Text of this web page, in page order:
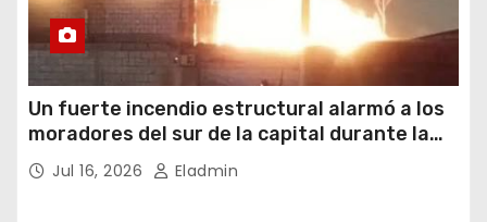
Un fuerte incendio estructural alarmó a los
moradores del sur de la capital durante la
noche del miércoles 15 de julio de 2026
Jul 16, 2026 Eladmin